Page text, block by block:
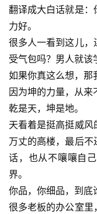
翻译成大白话就是
力好。
很多人一看到这儿，
受气包吗？男人就该
如果你真这么想，那
因为坤的力量，从来
乾是天，坤是地。
天看着是挺高挺威风
万丈的高楼，最后
话，也从不嚷嚷自
界。
你品，你细品，到底
很多老板的办公室